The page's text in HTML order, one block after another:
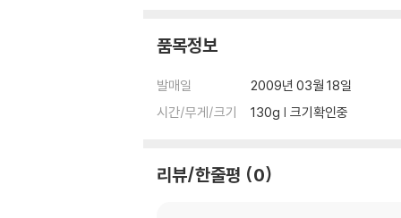
품목정보
발매일
2009년 03월 18일
시간/무게/크기
130g | 크기확인중
리뷰/한줄평 0